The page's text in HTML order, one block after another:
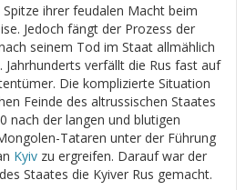
ihrer feudalen Macht beim
Jedoch fängt der Prozess der
seinem Tod im Staat allmählich
Jahrhunderts verfällt die Rus fast auf
Die komplizierte Situation
Feinde des altrussischen Staates
nach der langen und blutigen
Tataren unter der Führung
Kyiv zu ergreifen. Darauf war der
Staates die Kyiver Rus gemacht.